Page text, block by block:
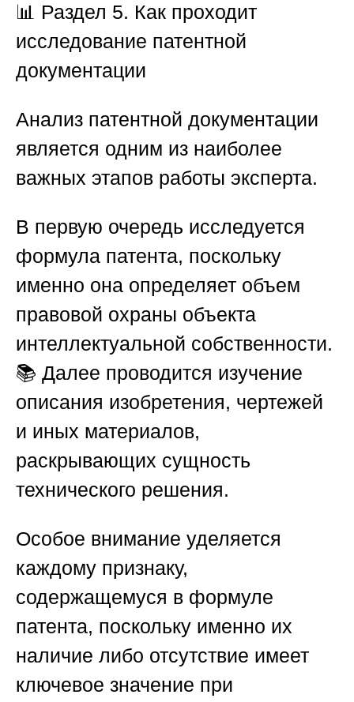
📊 Раздел 5. Как проходит
исследование патентной
документации
Анализ патентной документации
является одним из наиболее
важных этапов работы эксперта.
В первую очередь исследуется
формула патента, поскольку
именно она определяет объем
правовой охраны объекта
интеллектуальной собственности.
📚 Далее проводится изучение
описания изобретения, чертежей
и иных материалов,
раскрывающих сущность
технического решения.
Особое внимание уделяется
каждому признаку,
содержащемуся в формуле
патента, поскольку именно их
наличие либо отсутствие имеет
ключевое значение при